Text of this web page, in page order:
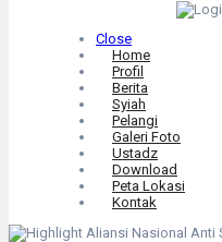
Close
Home
Profil
Berita
Syiah
Pelangi
Galeri Foto
Ustadz
Download
Peta Lokasi
Kontak